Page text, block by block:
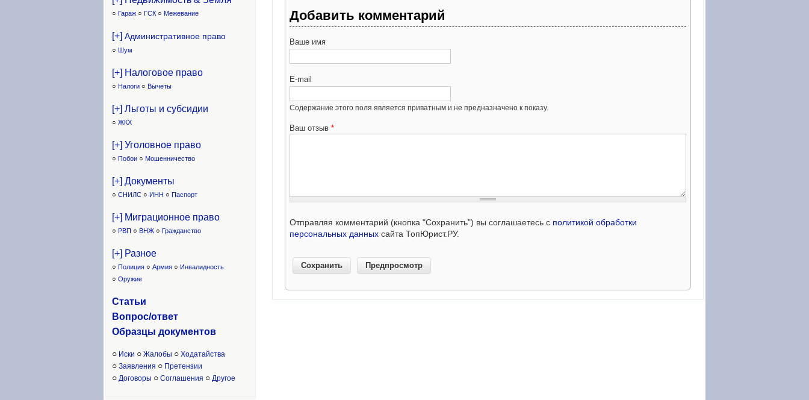
Добавить комментарий
Ваше имя
E-mail
Содержание этого поля является приватным и не предназначено к показу.
Ваш отзыв *
Отправляя комментарий (кнопка "Сохранить") вы соглашаетесь с политикой обработки
персональных данных сайта ТопЮрист.РУ.
○ Гараж ○ ГСК ○ Межевание
[+] Административное право
○ Шум
[+] Налоговое право
○ Налоги ○ Вычеты
[+] Льготы и субсидии
○ ЖКХ
[+] Уголовное право
○ Побои ○ Мошенничество
[+] Документы
○ СНИЛС ○ ИНН ○ Паспорт
[+] Миграционное право
○ РВП ○ ВНЖ ○ Гражданство
[+] Разное
○ Полиция ○ Армия ○ Инвалидность
○ Оружие
Статьи
Вопрос/ответ
Образцы документов
○ Иски ○ Жалобы ○ Ходатайства
○ Заявления ○ Претензии
○ Договоры ○ Соглашения ○ Другое